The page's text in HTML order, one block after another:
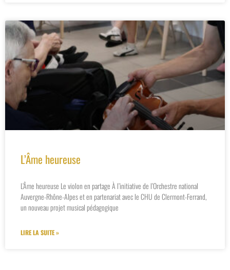
L’Âme heureuse
L’Âme heureuse Le violon en partage À l’initiative de l’Orchestre national
Auvergne-Rhône-Alpes et en partenariat avec le CHU de Clermont-Ferrand,
un nouveau projet musical pédagogique
LIRE LA SUITE »